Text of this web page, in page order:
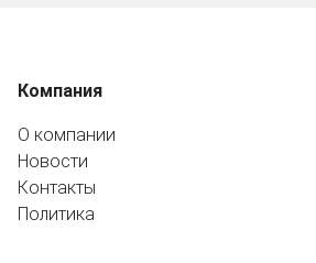
Компания
О компании
Новости
Контакты
Политика